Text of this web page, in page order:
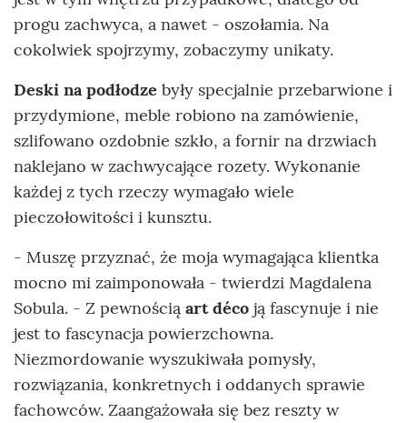
progu zachwyca, a nawet - oszołamia. Na
cokolwiek spojrzymy, zobaczymy unikaty.
Deski na podłodze były specjalnie przebarwione i
przydymione, meble robiono na zamówienie,
szlifowano ozdobnie szkło, a fornir na drzwiach
naklejano w zachwycające rozety. Wykonanie
każdej z tych rzeczy wymagało wiele
pieczołowitości i kunsztu.
- Muszę przyznać, że moja wymagająca klientka
mocno mi zaimponowała - twierdzi Magdalena
Sobula. - Z pewnością art déco ją fascynuje i nie
jest to fascynacja powierzchowna.
Niezmordowanie wyszukiwała pomysły,
rozwiązania, konkretnych i oddanych sprawie
fachowców. Zaangażowała się bez reszty w